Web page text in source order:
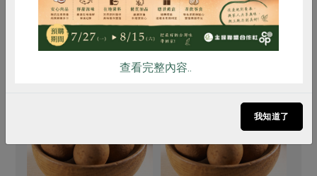
買回食材自己做
查看完整內容..
我知道了